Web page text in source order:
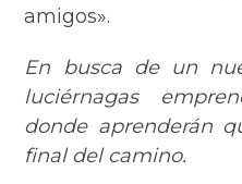
amigos».
En busca de un
luciérnagas
donde aprenderán
final del camino.